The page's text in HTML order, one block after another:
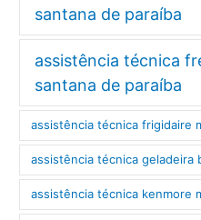
santana de paraíba
assistência técnica
santana de paraíba
assistência técnica frigidaire
assistência técnica geladeira
assistência técnica kenmore